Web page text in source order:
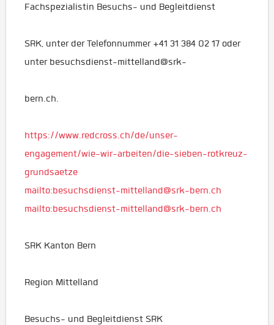
Fachspezialistin Besuchs- und Begleitdienst
SRK, unter der Telefonnummer +41 31 384 02 17 oder
unter besuchsdienst-mittelland@srk-
bern.ch.
https://www.redcross.ch/de/unser-
engagement/wie-wir-arbeiten/die-sieben-rotkreuz-
grundsaetze
mailto:besuchsdienst-mittelland@srk-bern.ch
mailto:besuchsdienst-mittelland@srk-bern.ch
SRK Kanton Bern
Region Mittelland
Besuchs- und Begleitdienst SRK